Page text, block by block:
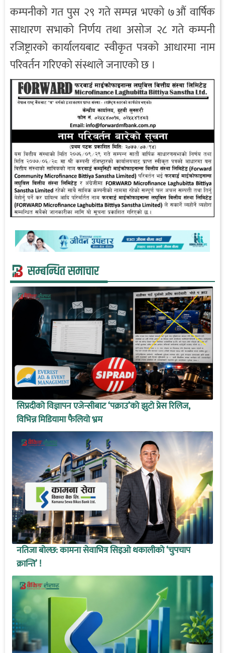
कम्पनीको गत पुस २९ गते सम्पन्न भएको ७औं वार्षिक
साधारण सभाको निर्णय तथा असोज २८ गते कम्पनी
रजिष्ट्रारको कार्यालयबाट स्वीकृत पत्रको आधारमा नाम
परिवर्तन गरिएको संस्थाले जनाएको छ ।
सम्बन्धित समाचार
सिप्रदीको विज्ञापन एजेन्सीबाट ‘पक्राउ’को झुटो प्रेस रिलिज,
विभिन्न मिडियामा फैलियो भ्रम
नतिजा बोल्छ: कामना सेवाभित्र सिइओ थकालीको ‘चुपचाप
क्रान्ति’ !